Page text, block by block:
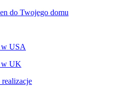
do Twojego domu
w USA
w UK
realizacje